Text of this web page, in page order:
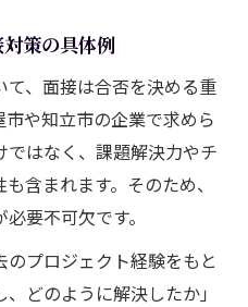
策の具体例
、面接は合否を決める重
や知立市の企業で求めら
はなく、課題解決力やチ
含まれます。そのため、
要不可欠です。
プロジェクト経験をもと
どのように解決したか」